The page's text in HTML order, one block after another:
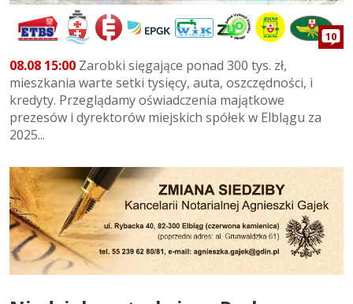
10
08.08 15:00 Zarobki sięgające ponad 300 tys. zł,
mieszkania warte setki tysięcy, auta, oszczędności, i
kredyty. Przeglądamy oświadczenia majątkowe
prezesów i dyrektorów miejskich spółek w Elblągu za
2025...